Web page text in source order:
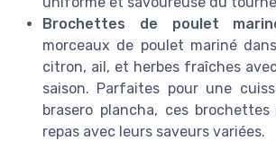
Brochettes de poulet
morceaux de poulet mariné
citron, ail, et herbes fraîches
saison. Parfaites pour une
brasero plancha, ces
repas avec leurs saveurs variées.